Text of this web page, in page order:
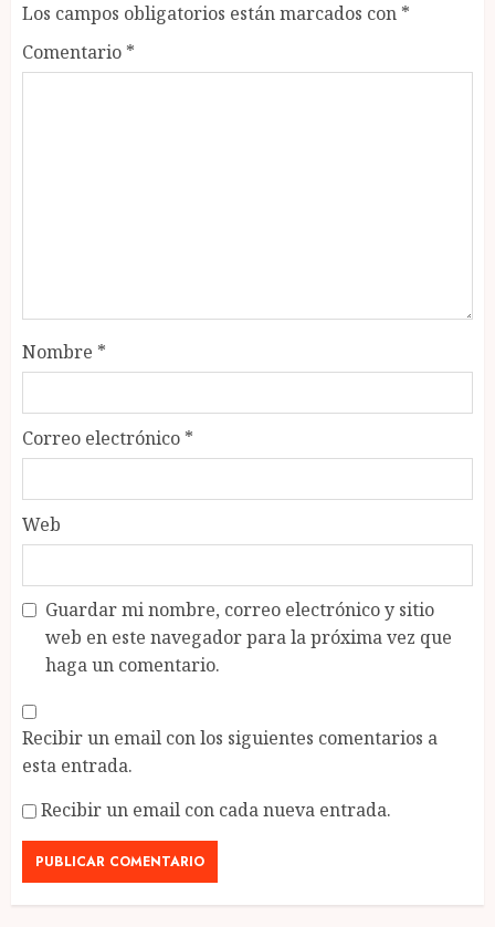
Los campos obligatorios están marcados con *
Comentario *
Nombre *
Correo electrónico *
Web
Guardar mi nombre, correo electrónico y sitio
web en este navegador para la próxima vez que
haga un comentario.
Recibir un email con los siguientes comentarios a
esta entrada.
Recibir un email con cada nueva entrada.